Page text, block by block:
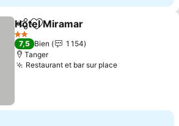
PartagerAjouter à mes favoris
Hotel Miramar
2 Étoiles
7,5 Bien
1 154
Tanger
Restaurant et bar sur place